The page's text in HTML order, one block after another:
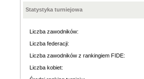
Statystyka turniejowa
Liczba zawodników:
Liczba federacji:
Liczba zawodników z rankingiem FIDE:
Liczba kobiet: